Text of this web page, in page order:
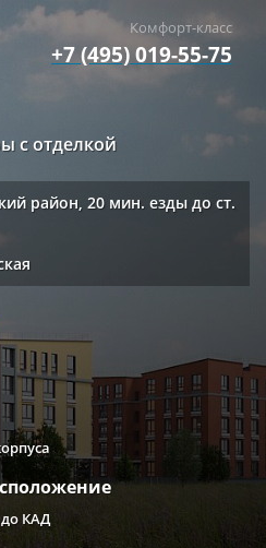
Комфорт-класс
+7 (495) 019-55-75
с отделкой
район, 20 мин. езды до ст.
КАД